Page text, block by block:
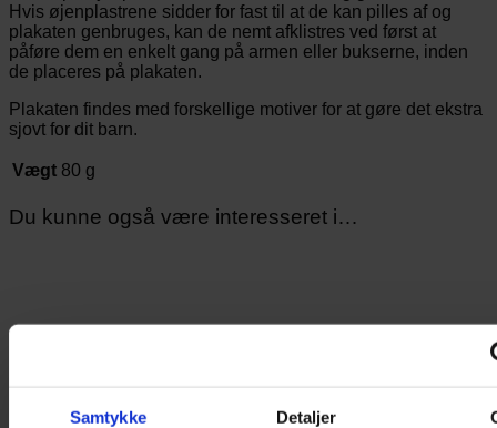
Samtykke Detaljer
Hvis øjenplastrene sidder for fast til at de kan pilles af og
plakaten genbruges, kan de nemt afklistres ved først at
påføre dem en enkelt gang på armen eller bukserne, inden
de placeres på plakaten.
Plakaten findes med forskellige motiver for at gøre det ekstra
sjovt for dit barn.
Vægt 80 g
Du kunne også være interesseret i…